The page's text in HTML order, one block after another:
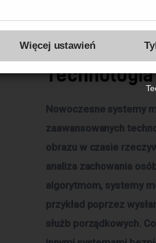
Więcej na temat plików cookies
o
Więcej ustawień
jednorodzinnych czy
Nowoczesne systemy
zaawansowanych
obrazu w czasie
analiza zachowania
algorytmom, systemy
przykład poprzez
służb porządkowych.